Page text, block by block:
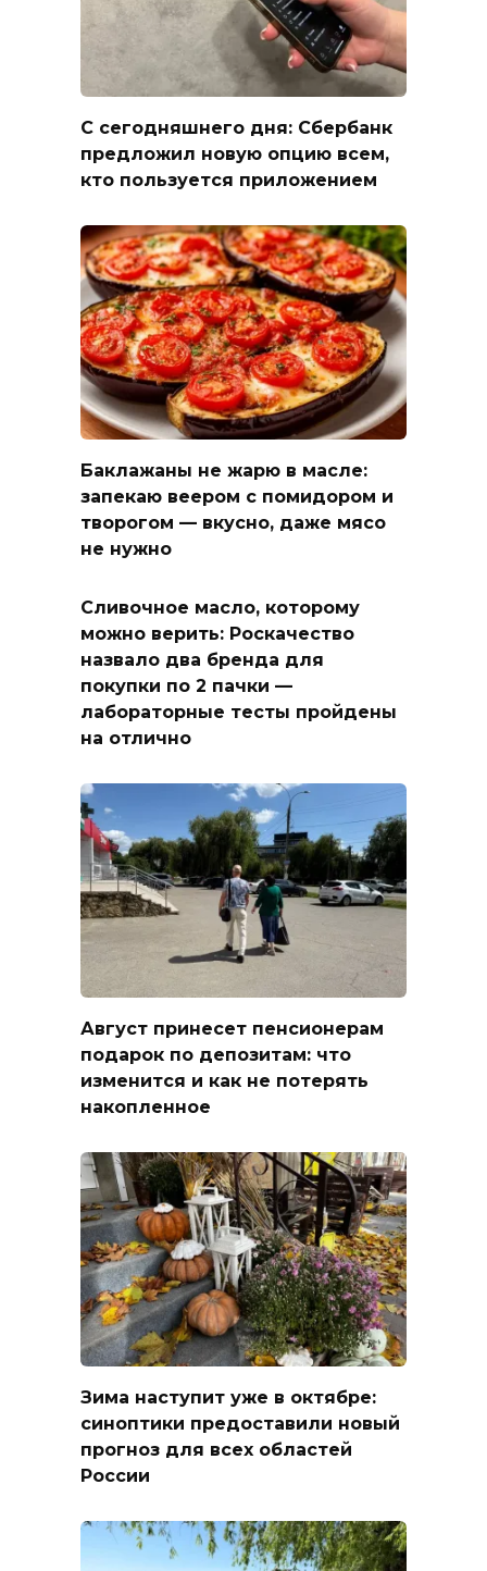
С сегодняшнего дня: Сбербанк
предложил новую опцию всем,
кто пользуется приложением
Баклажаны не жарю в масле:
запекаю веером с помидором и
творогом — вкусно, даже мясо
не нужно
Сливочное масло, которому
можно верить: Роскачество
назвало два бренда для
покупки по 2 пачки —
лабораторные тесты пройдены
на отлично
Август принесет пенсионерам
подарок по депозитам: что
изменится и как не потерять
накопленное
Зима наступит уже в октябре:
синоптики предоставили новый
прогноз для всех областей
России